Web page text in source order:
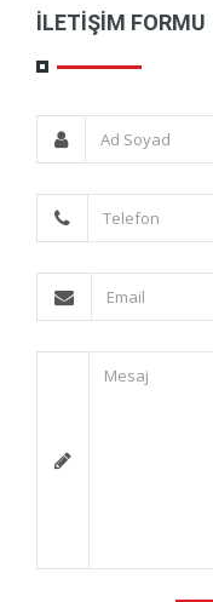
İLETIŞIM FORMU